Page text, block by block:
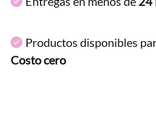
Productos disponibles
Costo cero